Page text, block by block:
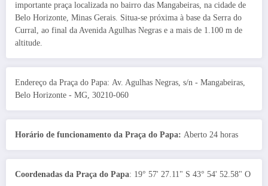
importante praça localizada no bairro das Mangabeiras, na cidade de
Belo Horizonte, Minas Gerais. Situa-se próxima à base da Serra do
Curral, ao final da Avenida Agulhas Negras e a mais de 1.100 m de
altitude.
Endereço da Praça do Papa: Av. Agulhas Negras, s/n - Mangabeiras,
Belo Horizonte - MG, 30210-060
Horário de funcionamento da Praça do Papa: Aberto 24 horas
Coordenadas da Praça do Papa: 19° 57' 27.11" S 43° 54' 52.58" O